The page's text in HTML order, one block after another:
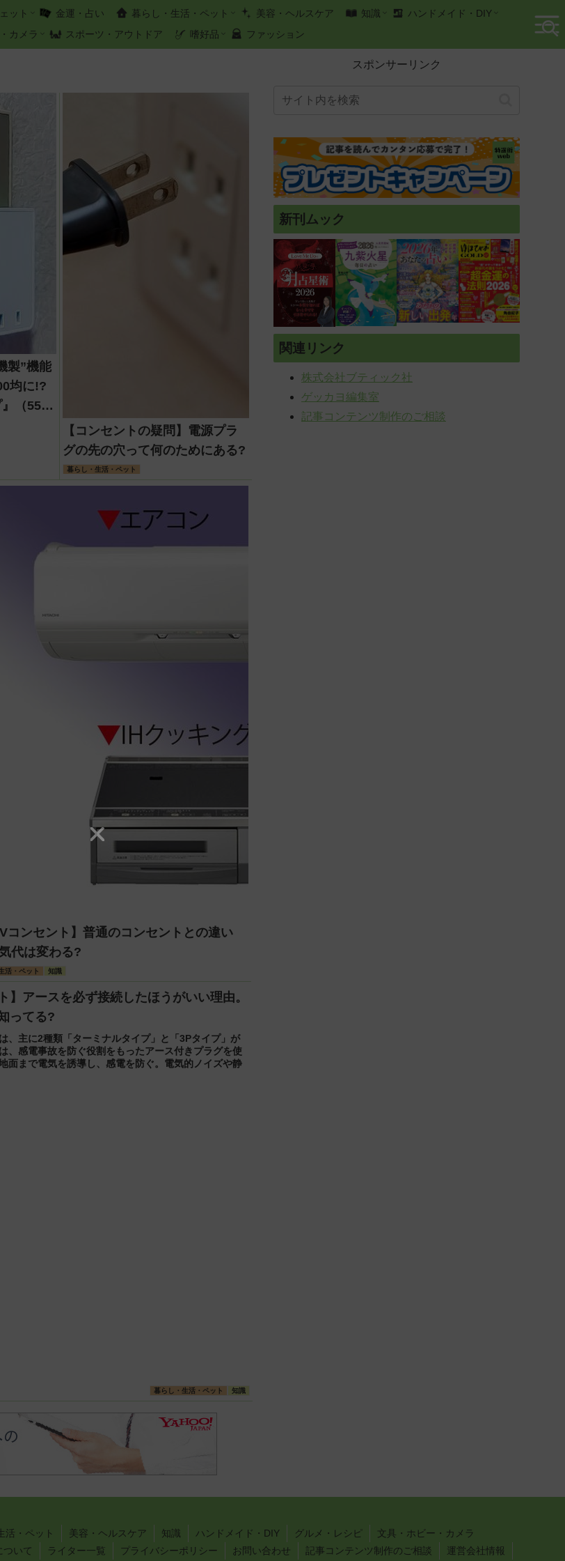
ット 金運・占い 暮らし・生活・ペット 美容・ヘルスケア 知識
ハンドメイド・DIY
カメラ スポーツ・アウトドア 嗜好品 ファッション
製”機能
均に!?
』（550
【コンセントの疑問】電源プラ
グの先の穴って何のためにある?
暮らし・生活・ペット
コンセント】普通のコンセントとの違い
代は変わる?
活・ペット 知識
】アースを必ず接続したほうがいい理由。
ってる?
、主に2種類「ターミナルタイプ」と「3Pタイプ」が
、感電事故を防ぐ役割をもったアース付きプラグを使
面まで電気を誘導し、感電を防ぐ。電気的ノイズや静
暮らし・生活・ペット 知識
スポンサーリンク
新刊ムック
関連リンク
株式会社ブティック社
ゲッカヨ編集室
記事コンテンツ制作のご相談
活・ペット 美容・ヘルスケア 知識 ハンドメイド・DIY グルメ・レシピ
文具・ホビー・カメラ
ついて ライター一覧 プライバシーポリシー お問い合わせ 記事コンテンツ制作のご相談 運営会社情報